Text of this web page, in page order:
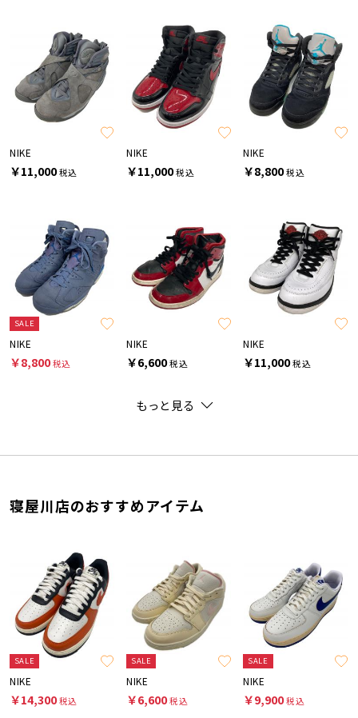
NIKE
￥11,000税込
NIKE
￥11,000税込
NIKE
￥8,800税込
SALE
NIKE
￥8,800税込
NIKE
￥6,600税込
NIKE
￥11,000税込
もっと見る
寝屋川店のおすすめアイテム
SALE
NIKE
￥14,300税込
SALE
NIKE
￥6,600税込
SALE
NIKE
￥9,900税込